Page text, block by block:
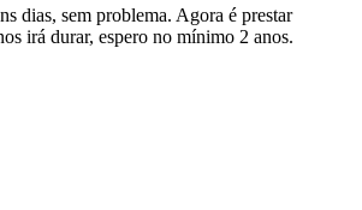
dias, sem problema. Agora é prestar
irá durar, espero no mínimo 2 anos.